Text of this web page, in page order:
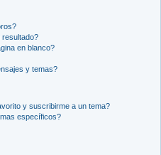
resultado?
en blanco?
y temas?
y suscribirme a un tema?
específicos?